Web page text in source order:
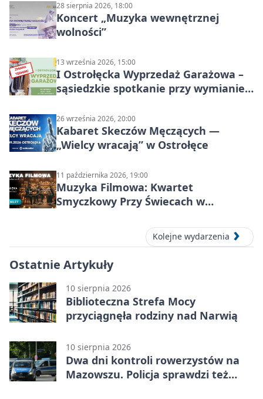
28 sierpnia 2026, 18:00
Koncert „Muzyka wewnętrznej
wolności”
13 września 2026, 15:00
I Ostrołęcka Wyprzedaż Garażowa –
sąsiedzkie spotkanie przy wymianie
26 września 2026, 20:00
Kabaret Skeczów Męczących —
„Wielcy wracają” w Ostrołęce
11 października 2026, 19:00
Muzyka Filmowa: Kwartet
Smyczkowy Przy Świecach w
Kolejne wydarzenia
Ostatnie Artykuły
10 sierpnia 2026
Biblioteczna Strefa Mocy
przyciągnęła rodziny nad Narwią
10 sierpnia 2026
Dwa dni kontroli rowerzystów na
Mazowszu. Policja sprawdzi też